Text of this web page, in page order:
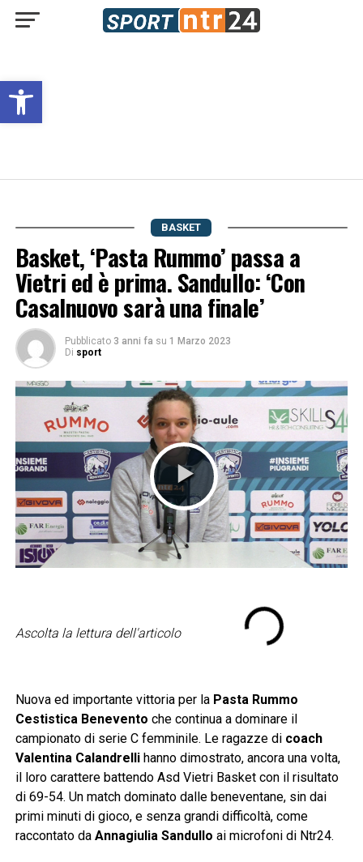
Open toolbar
BASKET
Basket, ‘Pasta Rummo’ passa a
Vietri ed è prima. Sandullo: ‘Con
Casalnuovo sarà una finale’
Pubblicato 3 anni fa su 1 Marzo 2023
Di sport
Ascolta la lettura dell'articolo
Nuova ed importante vittoria per la Pasta Rummo
Cestistica Benevento che continua a dominare il
campionato di serie C femminile. Le ragazze di coach
Valentina Calandrellihanno dimostrato, ancora una volta,
il loro carattere battendo Asd Vietri Basket con il risultato
di 69-54. Un match dominato dalle beneventane, sin dai
primi minuti di gioco, e senza grandi difficoltà, come
raccontato da Annagiulia Sandullo ai microfoni di Ntr24.